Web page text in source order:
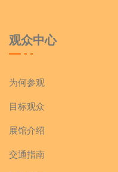
观众中心
为何参观
目标观众
展馆介绍
交通指南